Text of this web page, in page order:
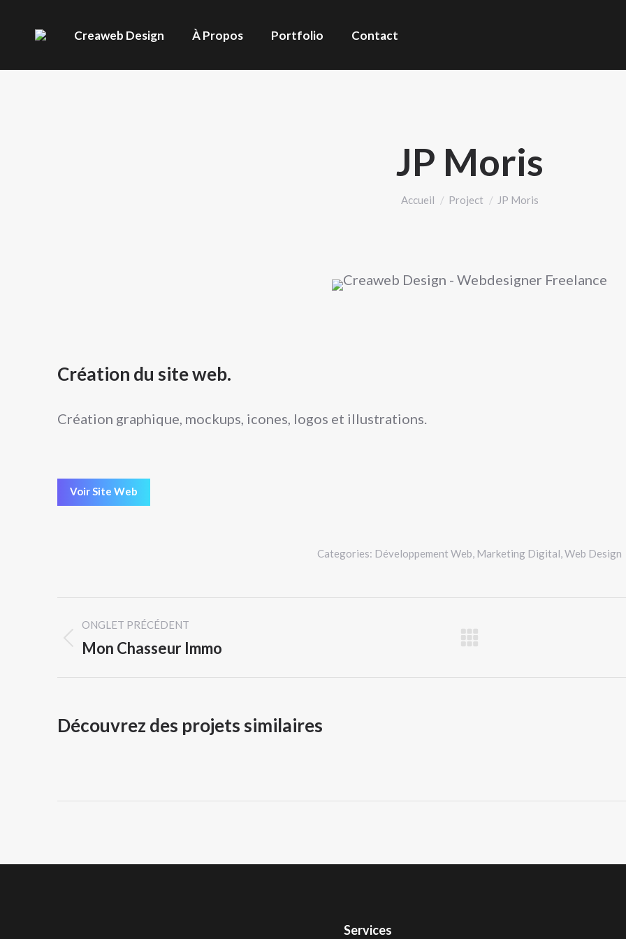
Creaweb Design À Propos Portfolio Contact
JP Moris
Vous êtes ici :
Accueil Project JP Moris
Création du site web.
Création graphique, mockups, icones, logos et illustrations.
Voir Site Web
Categories: Développement Web, Marketing Digital,Web Design
Navigation
de
commentaire
ONGLET PRÉCÉDENT
Onglet
Mon Chasseur Immo
Découvrez des projets similaires
Services